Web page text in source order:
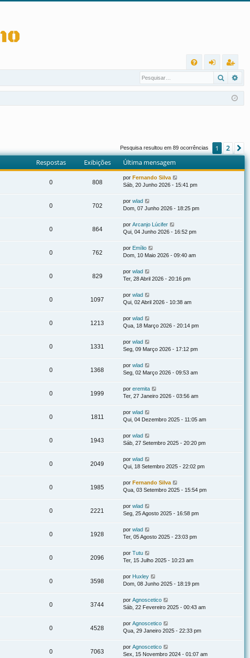
Q
ra
r
eg
ist
ra
Pesquisa resultou em 89 ocorrências 1 2
Respostas Exibições Última mensagem
0 808
por Fernando Silva
Sáb, 20 Junho 2026 - 15:41 pm
0 702
por wlad
Dom, 07 Junho 2026 - 18:25 pm
0 864
por Arcanjo Lúcifer
Qui, 04 Junho 2026 - 16:52 pm
0 762
por Emílio
Dom, 10 Maio 2026 - 09:40 am
0 829
por wlad
Ter, 28 Abril 2026 - 20:16 pm
0 1097
por wlad
Qui, 02 Abril 2026 - 10:38 am
0 1213
por wlad
Qua, 18 Março 2026 - 20:14 pm
0 1331
por wlad
Seg, 09 Março 2026 - 17:12 pm
0 1368
por wlad
Seg, 02 Março 2026 - 09:53 am
0 1999
por eremita
Ter, 27 Janeiro 2026 - 03:56 am
0 1811
por wlad
Qui, 04 Dezembro 2025 - 11:05 am
0 1943
por wlad
Sáb, 27 Setembro 2025 - 20:20 pm
0 2049
por wlad
Qui, 18 Setembro 2025 - 22:02 pm
0 1985
por Fernando Silva
Qua, 03 Setembro 2025 - 15:54 pm
0 2221
por wlad
Seg, 25 Agosto 2025 - 16:58 pm
0 1928
por wlad
Ter, 05 Agosto 2025 - 23:03 pm
0 2096
por Tutu
Ter, 15 Julho 2025 - 10:23 am
0 3598
por Huxley
Dom, 08 Junho 2025 - 18:19 pm
0 3744
por Agnoscetico
Sáb, 22 Fevereiro 2025 - 00:43 am
0 4528
por Agnoscetico
Qua, 29 Janeiro 2025 - 22:33 pm
0 7063
por Agnoscetico
Sex, 15 Novembro 2024 - 01:07 am